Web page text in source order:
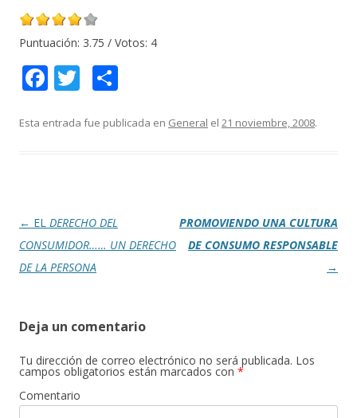
Puntuación: 3.75 / Votos: 4
F
e
k
T
itt m
Esta entrada fue publicada en General el 21 noviembre, 2008.
Navegación
de
entradas
← EL DERECHO DEL
CONSUMIDOR…… UN DERECHO
DE LA PERSONA
PROMOVIENDO UNA CULTURA
DE CONSUMO RESPONSABLE
→
Deja un comentario
Tu dirección de correo electrónico no será publicada. Los
campos obligatorios están marcados con *
Comentario